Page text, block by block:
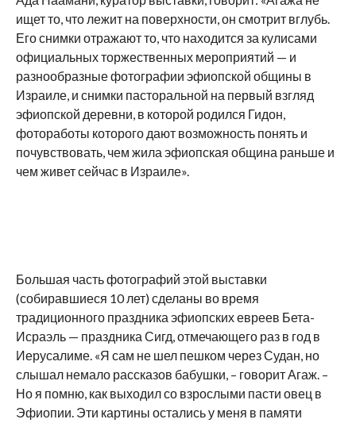
ищет то, что лежит на поверхности, он смотрит вглубь.
Его снимки отражают то, что находится за кулисами
официальных торжественных мероприятий — и
разнообразные фотографии эфиопской общины в
Израиле, и снимки пасторальной на первый взгляд
эфиопской деревни, в которой родился Гидон,
фотоработы которого дают возможность понять и
почувствовать, чем жила эфиопская община раньше и
чем живет сейчас в Израиле».
Большая часть фотографий этой выставки
(собиравшиеся 10 лет) сделаны во время
традиционного праздника эфиопских евреев Бета-
Исраэль — праздника Сигд, отмечающего раз в год в
Иерусалиме. «Я сам не шел пешком через Судан, но
слышал немало рассказов бабушки, – говорит Агаж. –
Но я помню, как выходил со взрослыми пасти овец в
Эфиопии. Эти картины остались у меня в памяти